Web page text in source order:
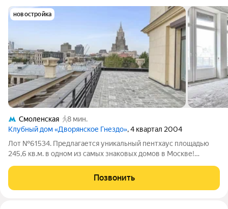
новостройка
Смоленская
8 мин.
Клубный дом «Дворянское Гнездо», 4 квартал 2004
Лот №61534. Предлагается уникальный пентхаус площадью
245,6 кв.м. в одном из самых знаковых домов в Москве!
также великолепная терраса, из которой открывается
панорамный вид на Москву, здание
Позвонить